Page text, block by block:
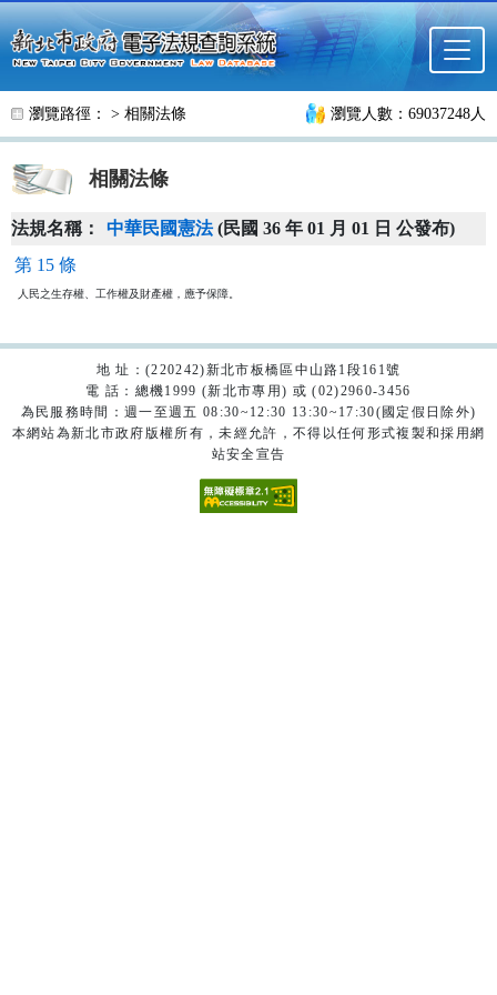
跳至主要內容
瀏覽路徑： > 相關法條 瀏覽人數：69037248人
相關法條
法規名稱： 中華民國憲法(民國 36 年 01 月 01 日 公發布)
第 15 條
人民之生存權、工作權及財產權，應予保障。
地 址：(220242)新北市板橋區中山路1段161號
電 話：總機1999 (新北市專用) 或 (02)2960-3456
為民服務時間：週一至週五 08:30~12:30 13:30~17:30(國定假日除外)
本網站為新北市政府版權所有，未經允許，不得以任何形式複製和採用網
站安全宣告